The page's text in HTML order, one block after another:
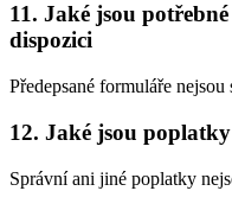
11. Jaké jsou
dispozici
Předepsané formuláře nejsou
12. Jaké jsou
Správní ani jiné poplatky